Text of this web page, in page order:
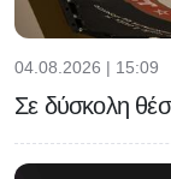
04.08.2026 | 15:09
Σε δύσκολη